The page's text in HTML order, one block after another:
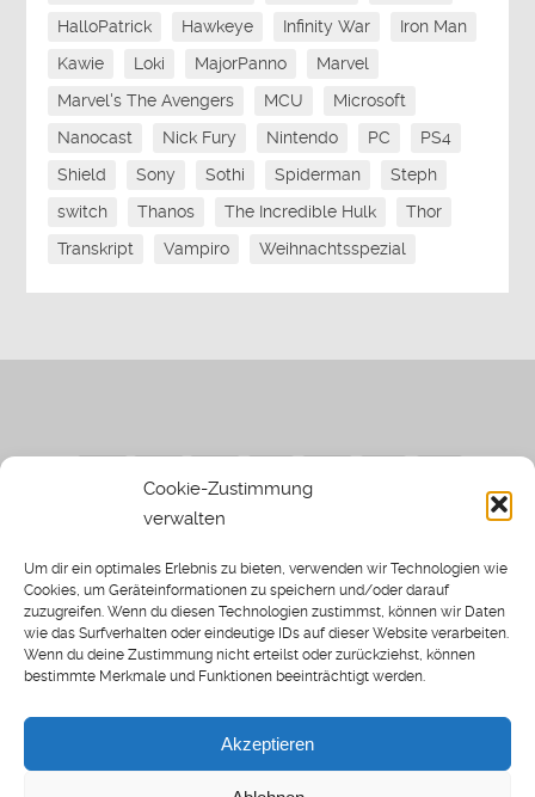
Cookie-Zustimmung
verwalten
Um dir ein optimales Erlebnis zu bieten, verwenden wir Technologien wie
Cookies, um Geräteinformationen zu speichern und/oder darauf
zuzugreifen. Wenn du diesen Technologien zustimmst, können wir Daten
wie das Surfverhalten oder eindeutige IDs auf dieser Website verarbeiten.
Wenn du deine Zustimmung nicht erteilst oder zurückziehst, können
bestimmte Merkmale und Funktionen beeinträchtigt werden.
Akzeptieren
HalloPatrick
Hawkeye Infinity War
Iron Man
Kawie
Loki MajorPanno
Marvel
Marvel's The Avengers
MCU
Microsoft
Nanocast
Nick Fury Nintendo PC
PS4
Shield
Sony Sothi Spiderman
Steph
switch
Thanos The Incredible Hulk
Thor
Transkript
Vampiro Weihnachtsspezial
Spielwiese